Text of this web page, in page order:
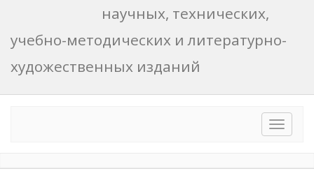
научных, технических,
учебно-методических и литературно-
художественных изданий
Toggle